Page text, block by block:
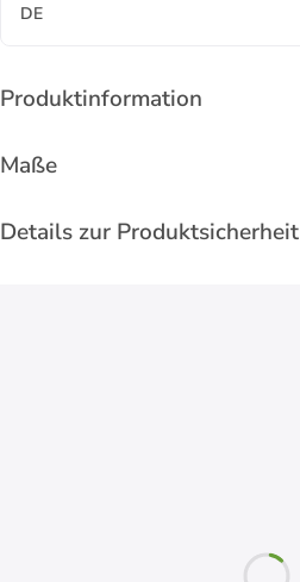
DE
Produktinformation
Maße
Details zur Produktsicherheit